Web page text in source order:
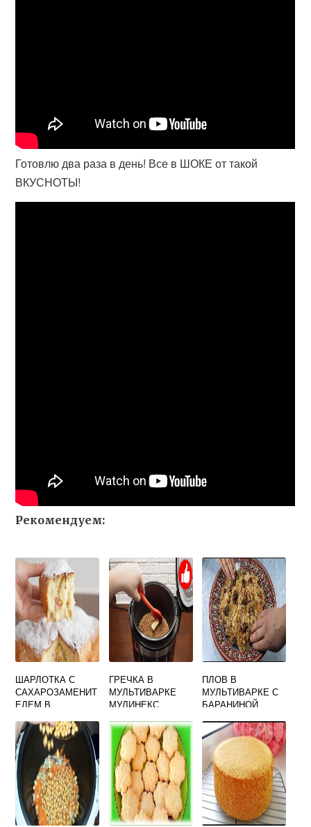
Готовлю два раза в день! Все в ШОКЕ от такой
ВКУСНОТЫ!
Рекомендуем:
ШАРЛОТКА С
САХАРОЗАМЕНИТ
ЕЛЕМ В
ГРЕЧКА В
МУЛЬТИВАРКЕ
МУЛИНЕКС
ПЛОВ В
МУЛЬТИВАРКЕ С
БАРАНИНОЙ